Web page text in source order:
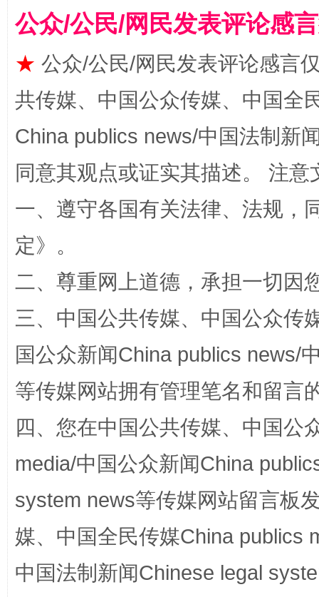
漫山遍野的桃花与雪山、麦地、白藏房 除
招工难、用工荒背后
网上购药对药下症？
公众/公民/网民发表评论感
★ 公众/公民/网民发表评论感言
共传媒、中国公众传媒、中国全
China publics news/中国法制新
同意其观点或证实其描述。 注
一、遵守各国有关法律、法规，
定》。
二、尊重网上道德，承担一切因
三、中国公共传媒、中国公众传
国公众新闻China publics news/
等传媒网站拥有管理笔名和留言
四、您在中国公共传媒、中国公
media/中国公众新闻China
system news等传媒网站留言板
媒、中国全民传媒China publics
中国法制新闻Chinese legal